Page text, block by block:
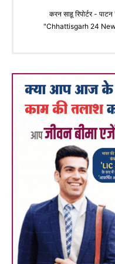
करन साहू रिपोर्टर -
"Chhattisgarh 24